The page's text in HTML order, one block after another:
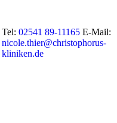
Tel: 02541 89-11165 E-Mail:
nicole.thier@christophorus-
kliniken.de